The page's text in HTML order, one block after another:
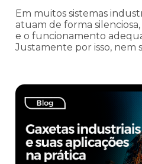
Em muitos sistemas
atuam de forma
e o funcionamento
Justamente por isso, nem